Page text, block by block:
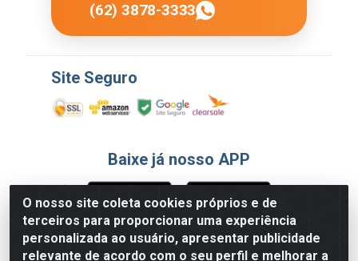
O nosso site coleta cookies próprios e de
terceiros para proporcionar uma experiência
personalizada ao usuário, apresentar publicidade
relevante de acordo com o seu perfil e melhorar a
(62) 3878-3333
Site Seguro
Baixe já nosso APP
Formas de Pagamento